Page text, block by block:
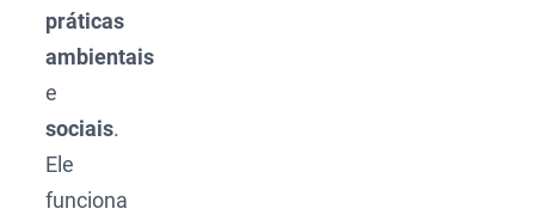
práticas
ambientais
e
sociais.
Ele
funciona